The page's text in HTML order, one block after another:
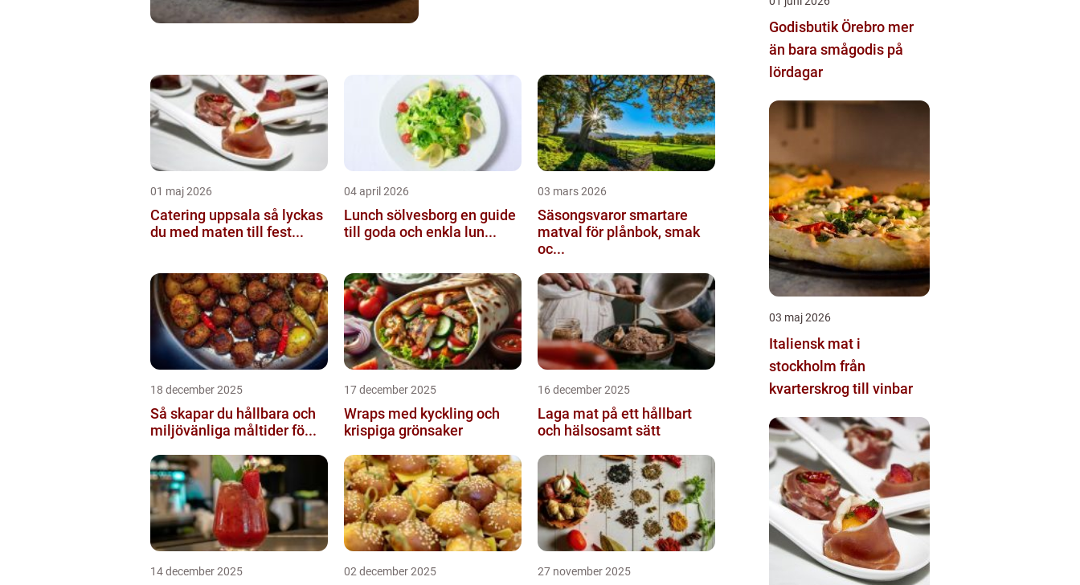
01 maj 2026
Catering uppsala så lyckas
du med maten till fest...
04 april 2026
Lunch sölvesborg en guide
till goda och enkla lun...
03 mars 2026
Säsongsvaror smartare
matval för plånbok, smak
oc...
18 december 2025
Så skapar du hållbara och
miljövänliga måltider fö...
17 december 2025
Wraps med kyckling och
krispiga grönsaker
16 december 2025
Laga mat på ett hållbart
och hälsosamt sätt
14 december 2025 02 december 2025 27 november 2025
Godisbutik Örebro mer
än bara smågodis på
lördagar
03 maj 2026
Italiensk mat i
stockholm från
kvarterskrog till vinbar